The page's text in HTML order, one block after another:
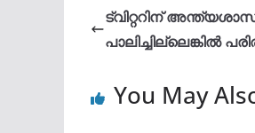
ട്വിറ്ററിന്
പാലിച്ചില്ലെങ്കില്‍
You May